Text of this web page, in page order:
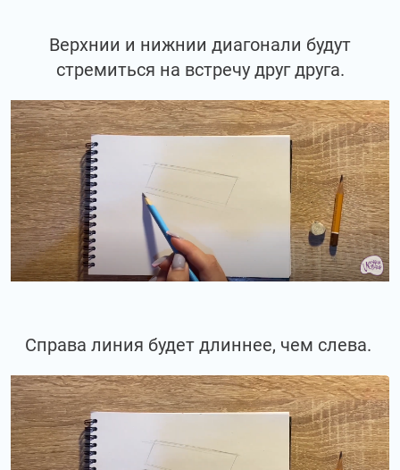
Верхнии и нижнии диагонали будут
стремиться на встречу друг друга.
Справа линия будет длиннее, чем слева.